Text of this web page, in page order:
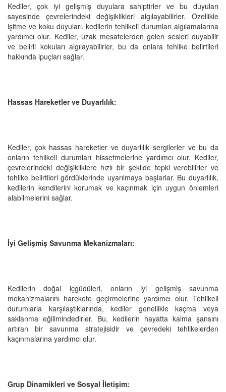
Kediler, çok iyi gelişmiş duyulara sahiptirler ve bu duyuları
sayesinde çevrelerindeki değişiklikleri algılayabilirler. Özellikle
işitme ve koku duyuları, kedilerin tehlikeli durumları algılamalarına
yardımcı olur. Kediler, uzak mesafelerden gelen sesleri duyabilir
ve belirli kokuları algılayabilirler, bu da onlara tehlike belirtileri
hakkında ipuçları sağlar.
Hassas Hareketler ve Duyarlılık:
Kediler, çok hassas hareketler ve duyarlılık sergilerler ve bu da
onların tehlikeli durumları hissetmelerine yardımcı olur. Kediler,
çevrelerindeki değişikliklere hızlı bir şekilde tepki verebilirler ve
tehlike belirtileri gördüklerinde uyarılmaya başlarlar. Bu duyarlılık,
kedilerin kendilerini korumak ve kaçınmak için uygun önlemleri
alabilmelerini sağlar.
İyi Gelişmiş Savunma Mekanizmaları:
Kedilerin doğal içgüdüleri, onların iyi gelişmiş savunma
mekanizmalarını harekete geçirmelerine yardımcı olur. Tehlikeli
durumlarla karşılaştıklarında, kediler genellikle kaçma veya
saklanma eğilimindedirler. Bu, kedilerin hayatta kalma şansını
artıran bir savunma stratejisidir ve çevredeki tehlikelerden
kaçınmalarına yardımcı olur.
Grup Dinamikleri ve Sosyal İletişim: